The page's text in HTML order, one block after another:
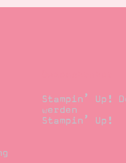
Stampin’ Up!
werden
Stampin’ Up!